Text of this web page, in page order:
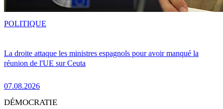
La droite attaque les ministres espagnols pour avoir manqué la
réunion de l'UE sur Ceuta
07.08.2026
POLITIQUE
DÉMOCRATIE